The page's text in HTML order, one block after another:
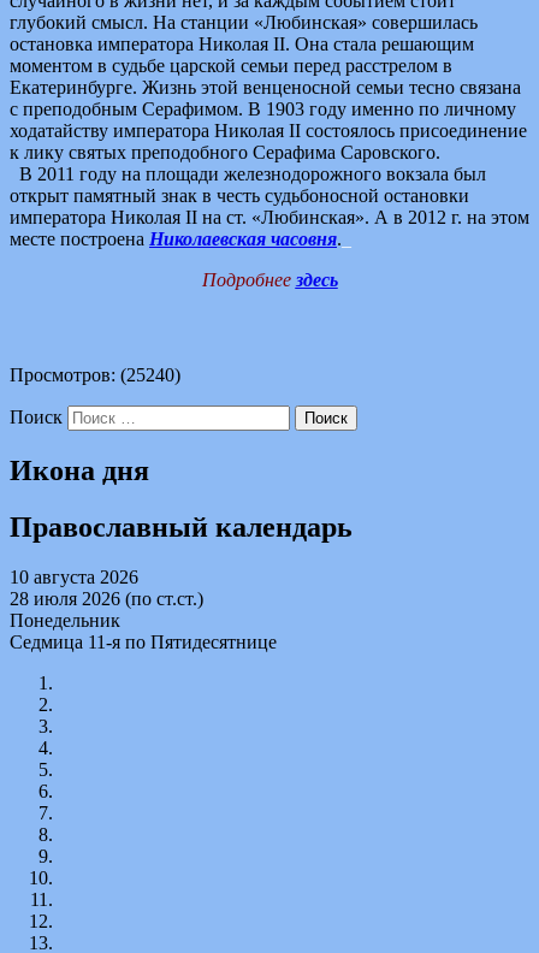
глубокий смысл. На станции «Любинская» совершилась
остановка императора Николая II. Она стала решающим
моментом в судьбе царской семьи перед расстрелом в
Екатеринбурге. Жизнь этой венценосной семьи тесно связана
с преподобным Серафимом. В 1903 году именно по личному
ходатайству императора Николая II состоялось присоединение
к лику святых преподобного Серафима Саровского.
В 2011 году на площади железнодорожного вокзала был
открыт памятный знак в честь судьбоносной остановки
императора Николая II на ст. «Любинская». А в 2012 г. на этом
месте построена Николаевская часовня.
Подробнее здесь
Просмотров: (25240)
Поиск
Икона дня
Православный календарь
10 августа 2026
28 июля 2026 (по ст.ст.)
Понедельник
Седмица 11-я по Пятидесятнице